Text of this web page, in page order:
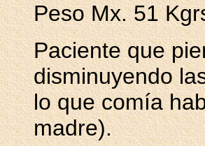
Peso Mx. 51
Paciente que
disminuyendo
lo que comía
madre).